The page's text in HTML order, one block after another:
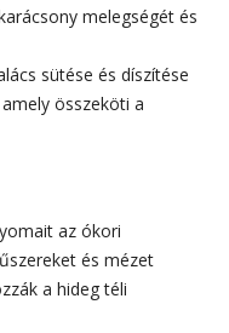
melegségét és
sütése és díszítése
összeköti a
az ókori
és mézet
a hideg téli